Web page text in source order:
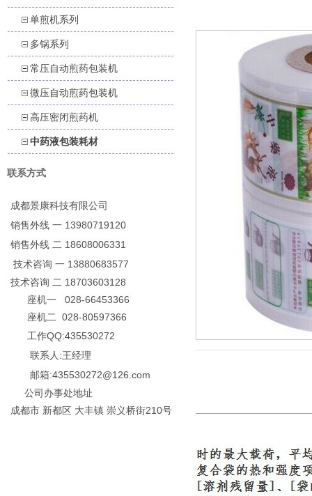
单煎机系列
多锅系列
常压自动煎药包装机
微压自动煎药包装机
高压密闭煎药机
中药液包装耗材
联系方式
成都景康科技有限公司
销售外线 一 13980719120
销售外线 二 18608006331
技术咨询 一 13880683577
技术咨询 二 18703603128
座机一 028-66453366
座机二 028-80597366
工作QQ:435530272
联系人:王经理
邮箱:435530272@126.com
公司办事处地址
成都市 新都区 大丰镇 崇义桥街210号